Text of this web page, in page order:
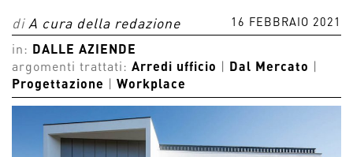
di A cura della redazione 16 FEBBRAIO 2021
in:
DALLE AZIENDE
argomenti trattati: Arredi ufficio Dal Mercato
Progettazione
Workplace